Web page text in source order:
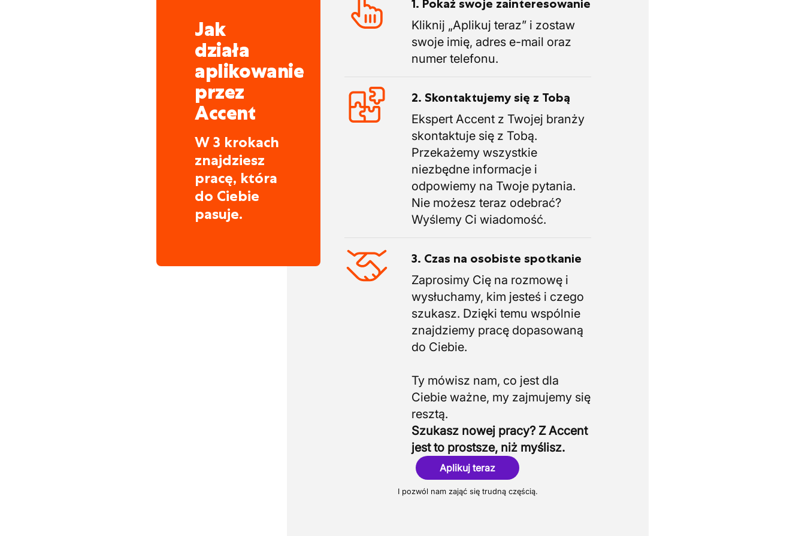
Jak
działa
aplikowanie
przez
Accent
W 3 krokach
znajdziesz
pracę, która
do Ciebie
pasuje.
1. Pokaż swoje zainteresowanie
Kliknij „Aplikuj teraz” i zostaw
swoje imię, adres e-mail oraz
numer telefonu.
2. Skontaktujemy się z Tobą
Ekspert Accent z Twojej branży
skontaktuje się z Tobą.
Przekażemy wszystkie
niezbędne informacje i
odpowiemy na Twoje pytania.
Nie możesz teraz odebrać?
Wyślemy Ci wiadomość.
3. Czas na osobiste spotkanie
Zaprosimy Cię na rozmowę i
wysłuchamy, kim jesteś i czego
szukasz. Dzięki temu wspólnie
znajdziemy pracę dopasowaną
do Ciebie.
Ty mówisz nam, co jest dla
Ciebie ważne, my zajmujemy się
Szukasz nowej pracy? Z Accent
jest to prostsze, niż myślisz.
Aplikuj teraz
I pozwól nam zająć się trudną częścią.